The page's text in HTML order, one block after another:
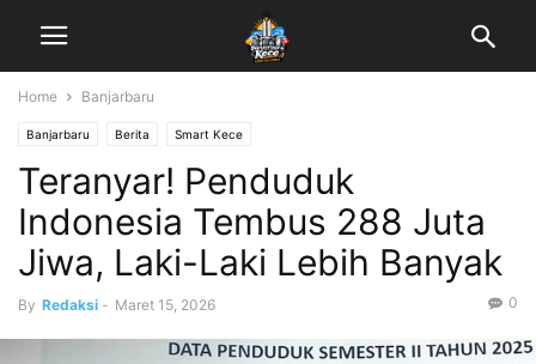
Home Banjarbaru
Banjarbaru Berita Smart Kece
Teranyar! Penduduk
Indonesia Tembus 288 Juta
Jiwa, Laki-Laki Lebih Banyak
By Redaksi - Maret 15, 2026 0